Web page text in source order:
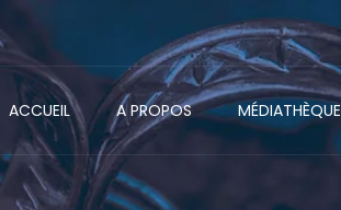
ACCUEIL A PROPOS MÉDIATHÈQUE